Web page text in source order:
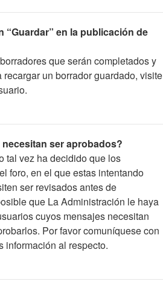
“Guardar” en la publicación de
que serán completados y
un borrador guardado, visite
ser aprobados?
tal vez ha decidido que los
foro, en el que estas intentando
ser revisados antes de
que La Administración le haya
cuyos mensajes necesitan
Por favor comuníquese con
información al respecto.